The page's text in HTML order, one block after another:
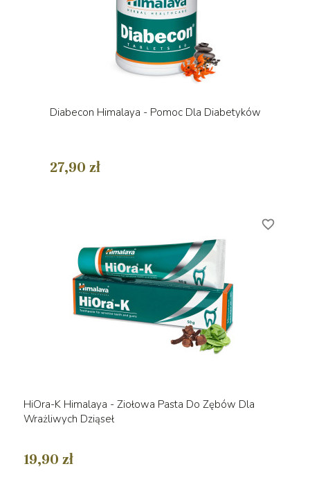
Diabecon Himalaya - Pomoc Dla Diabetyków
27,90 zł
HiOra-K Himalaya - Ziołowa Pasta Do Zębów Dla
Wrażliwych Dziąseł
19,90 zł
favorite_border